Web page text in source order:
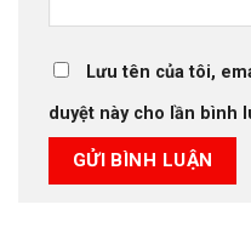
Lưu tên của tôi,
duyệt này cho lần bình